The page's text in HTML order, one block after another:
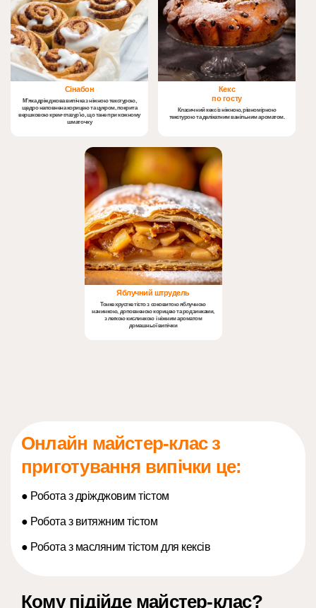
Сінабон
М’яка дріжджова випічка з ніжною текстурою,
щедро наповнена корицею та цукром, покрита
вершковою крем-глазур’ю, що тане при кожному
шматочку
Кекс
по госту
Класичний кекс із ніжною, рівномірною
текстурою та делікатним ванільним ароматом.
Яблучний штрудель
Тонке хрустке тісто з соковитою яблучною
начинкою, доповненою корицею та родзинками,
з легкою кислинкою і ніжним ароматом
домашньої випічки
Онлайн майстер-клас з
приготування випічки це:
● Робота з дріжджовим тістом
● Робота з витяжним тістом
● Робота з масляним тістом для кексів
Кому підійде майстер-клас?